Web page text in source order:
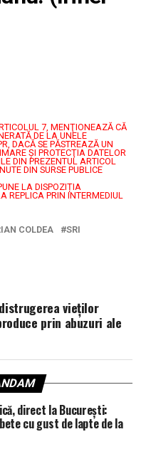
7, MENŢIONEAZĂ CĂ
DE LA UNELE
DACĂ SE PĂSTREAZĂ UN
ŞI PROTECŢIA DATELOR
DIN PREZENTUL ARTICOL
DIN SURSE PUBLICE
LA DISPOZIȚIA
REPLICA PRIN INTERMEDIUL
COLDEA SRI
vieţilor
prin abuzuri ale
direct la București:
cu gust de lapte de la